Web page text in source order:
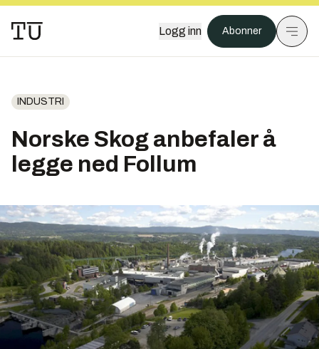
Logg inn Abonner
INDUSTRI
Norske Skog anbefaler å
legge ned Follum